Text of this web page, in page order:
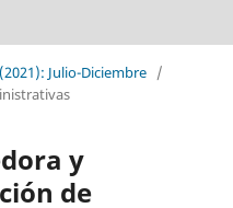
Julio-Diciembre /
y
de